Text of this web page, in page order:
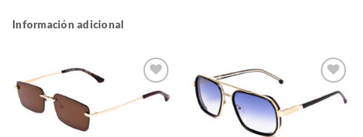
Información adicional
Gafas
Gafas
de sol